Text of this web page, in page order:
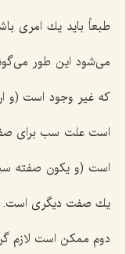
طبعاً باید یك امرى
مى‌شود این طور
كه غیر وجود است (و
است علت سب براى
است (و یکون صفته
یك صفت دیگرى است.
دوم ممكن است لازم